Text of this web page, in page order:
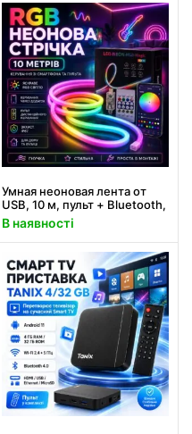
Умная неоновая лента от
USB, 10 м, пульт + Bluetooth,
Rgb / RGB лента / Гибкий
неон / Лента светодиодная
В наявності